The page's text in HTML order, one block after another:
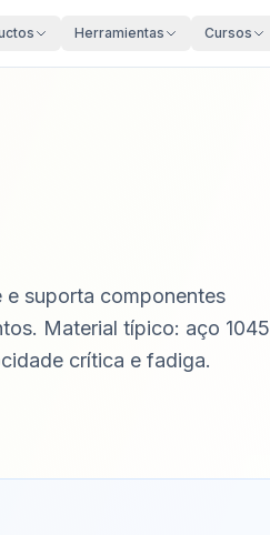
Herramientas Cursos
e suporta componentes
Material típico: aço 1045
crítica e fadiga.